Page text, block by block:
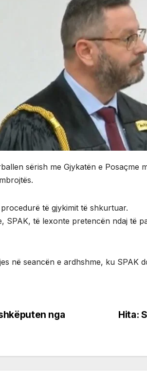
sërish me Gjykatën e
të gjykimit të shkurtuar.
SPAK, të lexonte pretencën ndaj të
në seancën e ardhshme, ku
Hita:
nga